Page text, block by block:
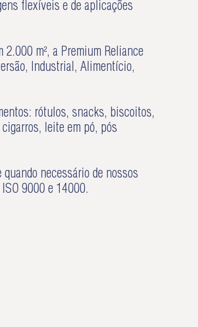
flexíveis e de aplicações
m², a Premium Reliance
Industrial, Alimentício,
rótulos, snacks, biscoitos,
leite em pó, pós
necessário de nossos
9000 e 14000.